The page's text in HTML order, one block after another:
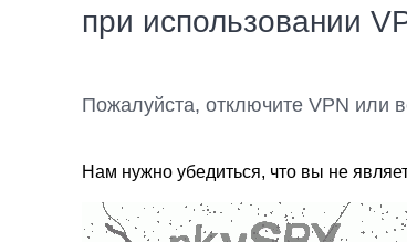
при использовании
Пожалуйста, отключите VPN или
Нам нужно убедиться, что вы не